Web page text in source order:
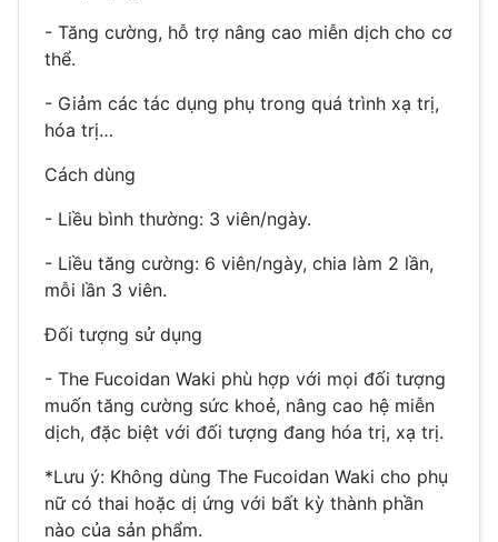
- Tăng cường, hỗ trợ nâng cao miễn dịch cho cơ
thể.
- Giảm các tác dụng phụ trong quá trình xạ trị,
hóa trị…
Cách dùng
- Liều bình thường: 3 viên/ngày.
- Liều tăng cường: 6 viên/ngày, chia làm 2 lần,
mỗi lần 3 viên.
Đối tượng sử dụng
- The Fucoidan Waki phù hợp với mọi đối tượng
muốn tăng cường sức khoẻ, nâng cao hệ miễn
dịch, đặc biệt với đối tượng đang hóa trị, xạ trị.
*Lưu ý: Không dùng The Fucoidan Waki cho phụ
nữ có thai hoặc dị ứng với bất kỳ thành phần
nào của sản phẩm.